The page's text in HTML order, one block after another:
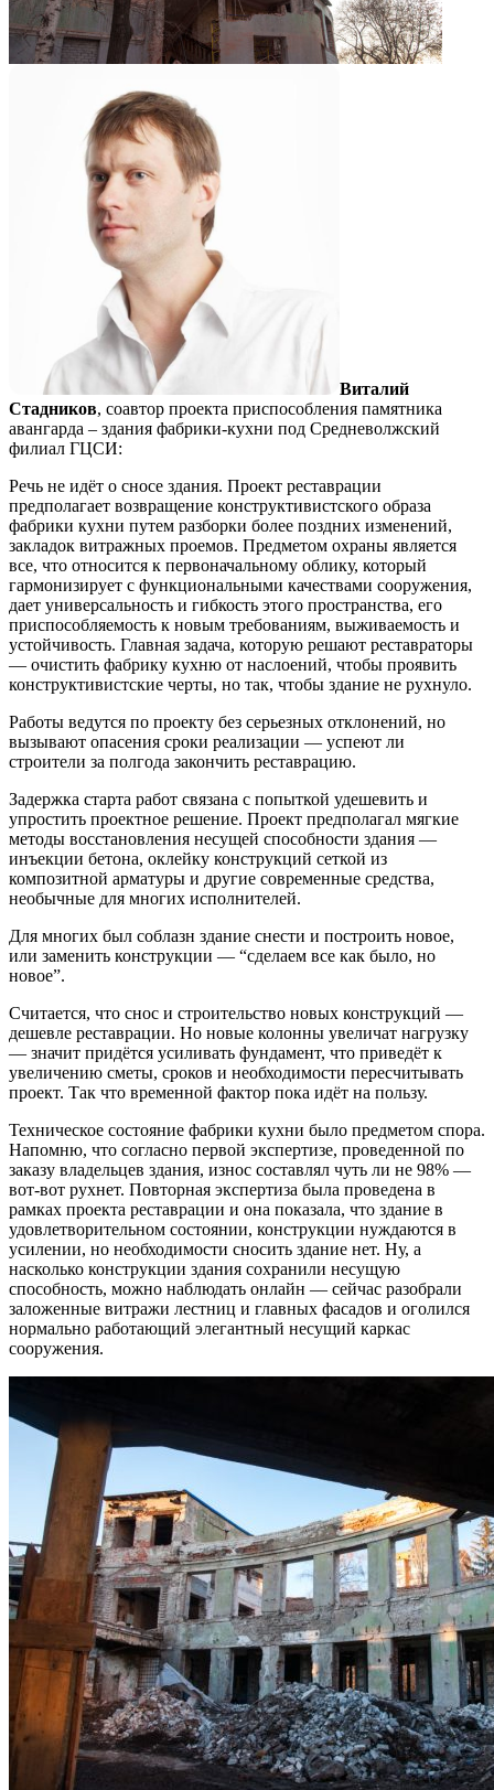
Виталий
Стадников, соавтор проекта приспособления памятника
авангарда – здания фабрики-кухни под Средневолжский
филиал ГЦСИ:
Речь не идёт о сносе здания. Проект реставрации
предполагает возвращение конструктивистского образа
фабрики кухни путем разборки более поздних изменений,
закладок витражных проемов. Предметом охраны является
все, что относится к первоначальному облику, который
гармонизирует с функциональными качествами сооружения,
дает универсальность и гибкость этого пространства, его
приспособляемость к новым требованиям, выживаемость и
устойчивость. Главная задача, которую решают реставраторы
— очистить фабрику кухню от наслоений, чтобы проявить
конструктивистские черты, но так, чтобы здание не рухнуло.
Работы ведутся по проекту без серьезных отклонений, но
вызывают опасения сроки реализации — успеют ли
строители за полгода закончить реставрацию.
Задержка старта работ связана с попыткой удешевить и
упростить проектное решение. Проект предполагал мягкие
методы восстановления несущей способности здания —
инъекции бетона, оклейку конструкций сеткой из
композитной арматуры и другие современные средства,
необычные для многих исполнителей.
Для многих был соблазн здание снести и построить новое,
или заменить конструкции — “сделаем все как было, но
новое”.
Считается, что снос и строительство новых конструкций —
дешевле реставрации. Но новые колонны увеличат нагрузку
— значит придётся усиливать фундамент, что приведёт к
увеличению сметы, сроков и необходимости пересчитывать
проект. Так что временной фактор пока идёт на пользу.
Техническое состояние фабрики кухни было предметом спора.
Напомню, что согласно первой экспертизе, проведенной по
заказу владельцев здания, износ составлял чуть ли не 98% —
вот-вот рухнет. Повторная экспертиза была проведена в
рамках проекта реставрации и она показала, что здание в
удовлетворительном состоянии, конструкции нуждаются в
усилении, но необходимости сносить здание нет. Ну, а
насколько конструкции здания сохранили несущую
способность, можно наблюдать онлайн — сейчас разобрали
заложенные витражи лестниц и главных фасадов и оголился
нормально работающий элегантный несущий каркас
сооружения.